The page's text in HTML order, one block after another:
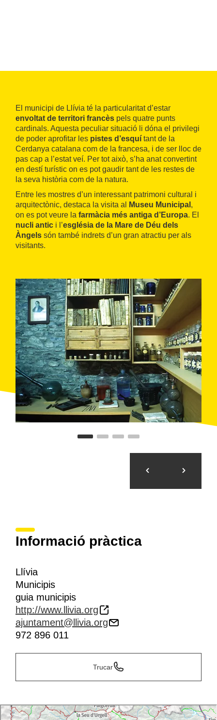
El municipi de Llívia té la particularitat d’estar
envoltat de territori francès pels quatre punts
cardinals. Aquesta peculiar situació li dóna el privilegi
de poder aprofitar les pistes d’esquí tant de la
Cerdanya catalana com de la francesa, i de ser lloc de
pas cap a l’estat veí. Per tot això, s’ha anat convertint
en destí turístic on es pot gaudir tant de les restes de
la seva història com de la natura.
Entre les mostres d’un interessant patrimoni cultural i
arquitectònic, destaca la visita al
Museu Municipal ,
on es pot veure la farmàcia més antiga d’Europa. El
nucli antic i l’església de la Mare de Déu dels
Àngels són també indrets d’un gran atractiu per als
visitants.
Informació pràctica
Llívia
Municipis
guia municipis
http://www.llivia.org
ajuntament@llivia.org
972 896 011
Trucar